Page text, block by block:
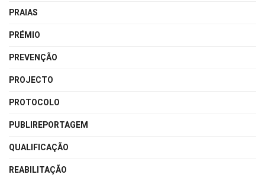
PRAIAS
PRÉMIO
PREVENÇÃO
PROJECTO
PROTOCOLO
PUBLIREPORTAGEM
QUALIFICAÇÃO
REABILITAÇÃO